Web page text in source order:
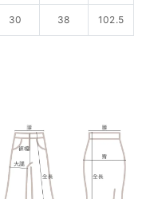
30 38 102.5